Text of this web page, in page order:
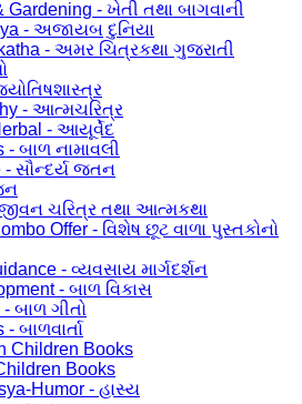
Gardening - ખેતી તથા બાગવાની
- અજાયબ દુનિયા
- અમર ચિત્રકથા ગુજરાતી
- આત્મચરિત્ર
- આયૂર્વેદ
- બાળ નામાવલી
- સૌન્દર્ય જતન
ચરિત્ર તથા આત્મકથા
Offer - વિશેષ છૂટ વાળા પુસ્તકોનો
- વ્યવસાય માર્ગદર્શન
- બાળ વિકાસ
બાળ ગીતો
બાળવાર્તા
Children Books
Books
Humor - હાસ્ય